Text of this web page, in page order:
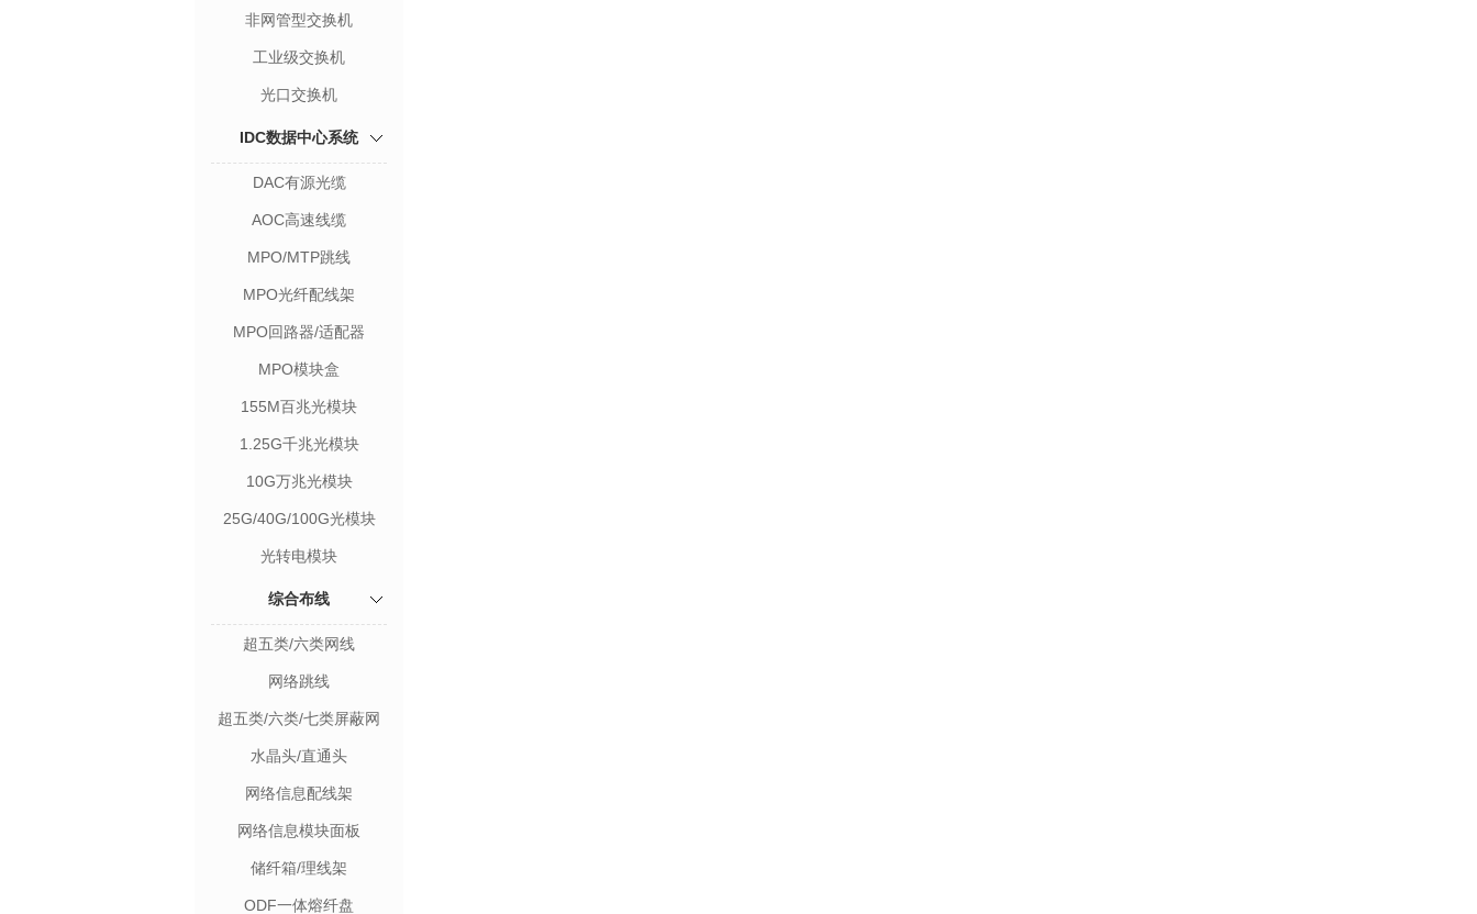
非网管型交换机
工业级交换机
光口交换机
IDC数据中心系统
DAC有源光缆
AOC高速线缆
MPO/MTP跳线
MPO光纤配线架
MPO回路器/适配器
MPO模块盒
155M百兆光模块
1.25G千兆光模块
10G万兆光模块
25G/40G/100G光模块
光转电模块
综合布线
超五类/六类网线
网络跳线
超五类/六类/七类屏蔽网
水晶头/直通头
网络信息配线架
网络信息模块面板
储纤箱/理线架
ODF一体熔纤盘